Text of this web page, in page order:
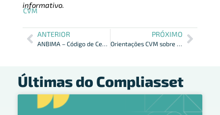
informativo.
CVM
ANTERIOR
ANBIMA – Código de Certificação em Audiência Pública até 21/01
PRÓXIMO
Orientações CVM sobre Compartilhamento de Informações LdD 2022
Últimas do Compliasset